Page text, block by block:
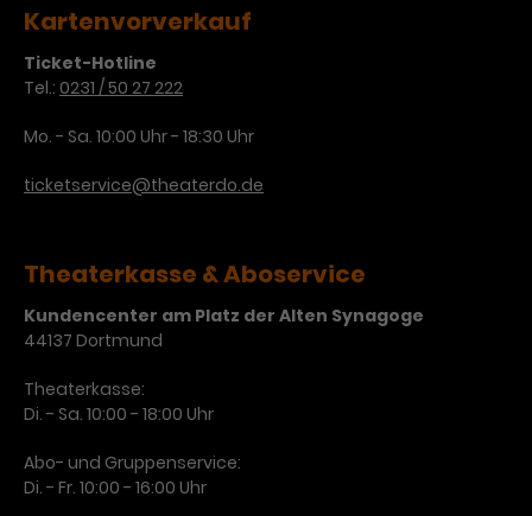
Kartenvorverkauf
Ticket-Hotline
Tel.: 0231 / 50 27 222
Mo. - Sa. 10:00 Uhr - 18:30 Uhr
ticketservice@theaterdo.de
Theaterkasse & Aboservice
Kundencenter am Platz der Alten Synagoge
44137 Dortmund
Theaterkasse:
Di. - Sa. 10:00 - 18:00 Uhr
Abo- und Gruppenservice:
Di. - Fr. 10:00 - 16:00 Uhr